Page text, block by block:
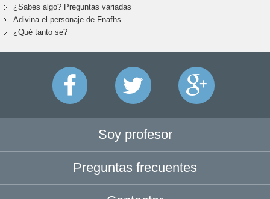
¿Sabes algo? Preguntas variadas
Adivina el personaje de Fnafhs
¿Qué tanto se?
Soy profesor
Preguntas frecuentes